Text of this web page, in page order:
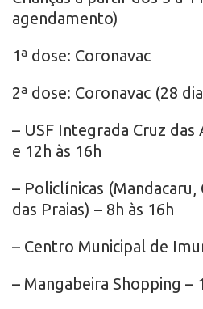
agendamento)
1ª dose: Coronavac
2ª dose: Coronavac (28
– USF Integrada Cruz das
e 12h às 16h
– Policlínicas
das Praias) – 8h às 16h
– Centro Municipal de
– Mangabeira Shopping –